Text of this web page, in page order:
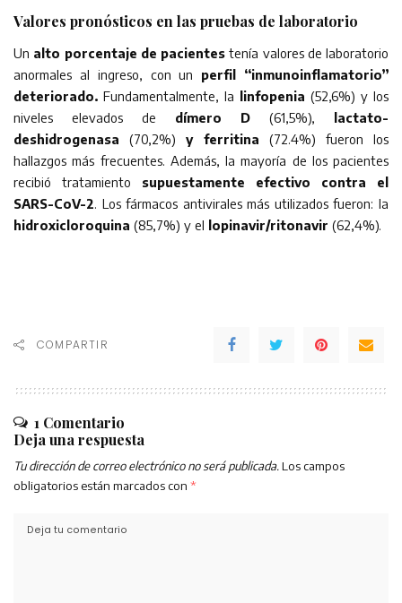
Valores pronósticos en las pruebas de laboratorio
Un alto porcentaje de pacientes tenía valores de laboratorio
anormales al ingreso, con un perfil “inmunoinflamatorio”
deteriorado. Fundamentalmente, la linfopenia (52,6%) y los
niveles elevados de dímero D (61,5%), lactato-
deshidrogenasa(70,2%)y ferritina (72.4%) fueron los
hallazgos más frecuentes. Además, la mayoría de los pacientes
recibió tratamiento supuestamente efectivo contra el
SARS-CoV-2. Los fármacos antivirales más utilizados fueron: la
hidroxicloroquina (85,7%) y el lopinavir/ritonavir (62,4%).
COMPARTIR
1 Comentario
Deja una respuesta
Tu dirección de correo electrónico no será publicada. Los campos
obligatorios están marcados con *